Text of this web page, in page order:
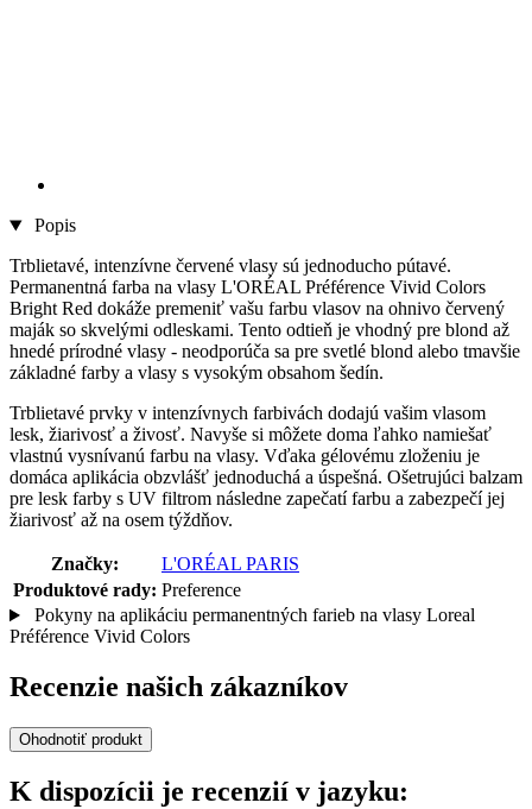
Popis
Trblietavé, intenzívne červené vlasy sú jednoducho pútavé.
Permanentná farba na vlasy L'ORÉAL Préférence Vivid Colors
Bright Red dokáže premeniť vašu farbu vlasov na ohnivo červený
maják so skvelými odleskami. Tento odtieň je vhodný pre blond až
hnedé prírodné vlasy - neodporúča sa pre svetlé blond alebo tmavšie
základné farby a vlasy s vysokým obsahom šedín.
Trblietavé prvky v intenzívnych farbivách dodajú vašim vlasom
lesk, žiarivosť a živosť. Navyše si môžete doma ľahko namiešať
vlastnú vysnívanú farbu na vlasy. Vďaka gélovému zloženiu je
domáca aplikácia obzvlášť jednoduchá a úspešná. Ošetrujúci balzam
pre lesk farby s UV filtrom následne zapečatí farbu a zabezpečí jej
žiarivosť až na osem týždňov.
Značky:
L'ORÉAL PARIS
Produktové rady: Preference
Pokyny na aplikáciu permanentných farieb na vlasy Loreal
Préférence Vivid Colors
Recenzie našich zákazníkov
Ohodnotiť produkt
K dispozícii je recenzií v jazyku: